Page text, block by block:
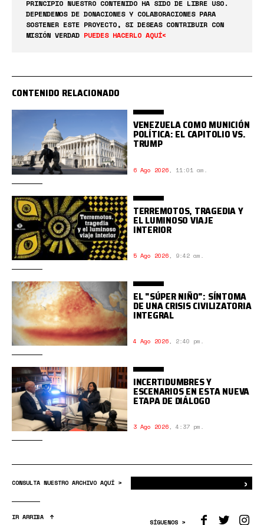
PRINCIPIO NUESTRO CONTENIDO HA SIDO DE LIBRE USO.
DEPENDEMOS DE DONACIONES Y COLABORACIONES PARA
SOSTENER ESTE PROYECTO, SI DESEAS CONTRIBUIR CON
MISIÓN VERDAD PUEDES HACERLO AQUÍ<
CONTENIDO RELACIONADO
VENEZUELA COMO MUNICIÓN
POLÍTICA: EL CAPITOLIO VS.
TRUMP
6 Ago 2026, 11:01 am.
TERREMOTOS, TRAGEDIA Y
EL LUMINOSO VIAJE
INTERIOR
5 Ago 2026, 9:42 am.
EL "SÚPER NIÑO": SÍNTOMA
DE UNA CRISIS CIVILIZATORIA
INTEGRAL
4 Ago 2026, 2:40 pm.
INCERTIDUMBRES Y
ESCENARIOS EN ESTA NUEVA
ETAPA DE DIÁLOGO
3 Ago 2026, 4:37 pm.
CONSULTA NUESTRO ARCHIVO AQUÍ > ›
IR ARRIBA
SÍGUENOS >